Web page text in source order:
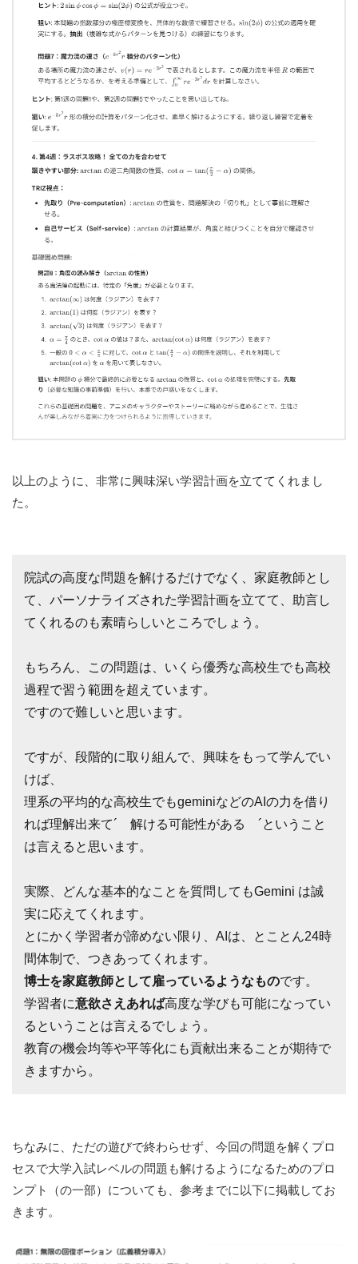
以上のように、非常に興味深い学習計画を立ててくれまし
た。
院試の高度な問題を解けるだけでなく、家庭教師とし
て、パーソナライズされた学習計画を立てて、助言し
てくれるのも素晴らしいところでしょう。
もちろん、この問題は、いくら優秀な高校生でも高校
過程で習う範囲を超えています。
ですので難しいと思います。
ですが、段階的に取り組んで、興味をもって学んでい
けば、
理系の平均的な高校生でもgeminiなどのAIの力を借り
れば理解出来て´ 解ける可能性がある ´ということ
は言えると思います。
実際、どんな基本的なことを質問してもGemini は誠
実に応えてくれます。
とにかく学習者が諦めない限り、AIは、とことん24時
間体制で、つきあってくれます。
博士を家庭教師として雇っているようなものです。
学習者に意欲さえあれば高度な学びも可能になってい
るということは言えるでしょう。
教育の機会均等や平等化にも貢献出来ることが期待で
きますから。
ちなみに、ただの遊びで終わらせず、今回の問題を解くプロ
セスで大学入試レベルの問題も解けるようになるためのプロ
ンプト（の一部）についても、参考までに以下に掲載してお
きます。